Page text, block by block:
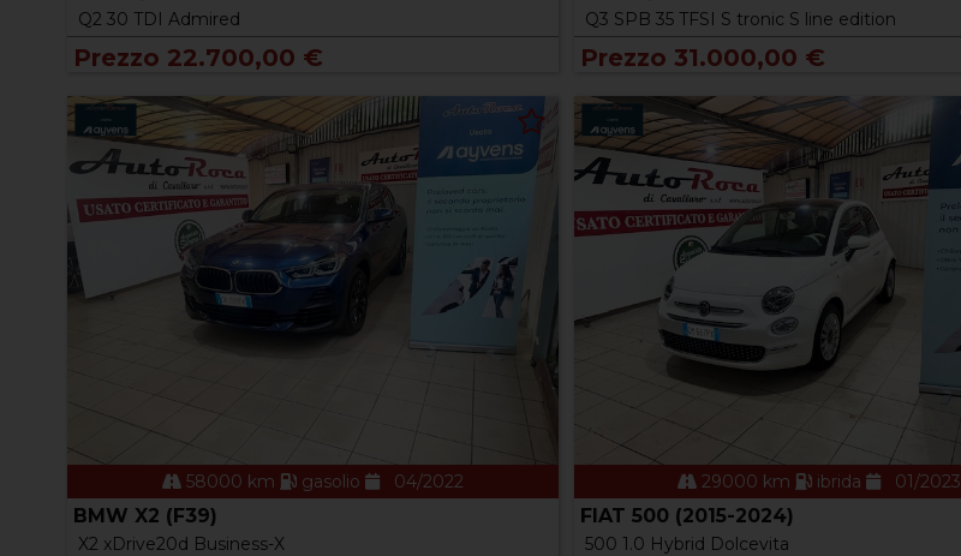
Q2 30 TDI Admired
Prezzo 22.700,00 €
Q3 SPB 35 TFSI S tronic S line edition
Prezzo 31.000,00 €
58000 km gasolio 04/2022
BMW X2 (F39)
X2 xDrive20d Business-X
29000 km ibrida 01/2023
FIAT 500 (2015-2024)
500 1.0 Hybrid Dolcevita